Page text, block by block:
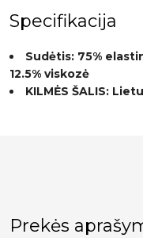
Specifikacija
Sudėtis: 75%
12.5% viskozė
KILMĖS ŠALIS:
Prekės